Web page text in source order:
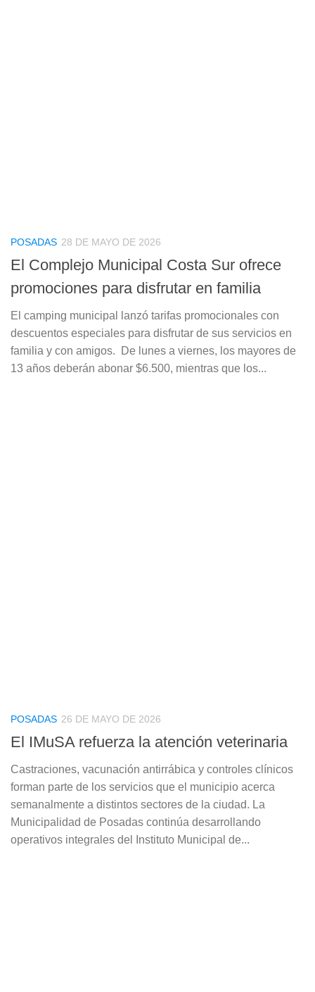
POSADAS 28 DE MAYO DE 2026
El Complejo Municipal Costa Sur ofrece
promociones para disfrutar en familia
El camping municipal lanzó tarifas promocionales con
descuentos especiales para disfrutar de sus servicios en
familia y con amigos. De lunes a viernes, los mayores de
13 años deberán abonar $6.500, mientras que los...
POSADAS 26 DE MAYO DE 2026
El IMuSA refuerza la atención veterinaria
Castraciones, vacunación antirrábica y controles clínicos
forman parte de los servicios que el municipio acerca
semanalmente a distintos sectores de la ciudad. La
Municipalidad de Posadas continúa desarrollando
operativos integrales del Instituto Municipal de...